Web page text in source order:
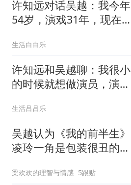
许知远对话吴越：我今年
54岁，演戏31年，现在还
生活白白乐
许知远和吴越聊：我很小
的时候就想做演员，演第
生活吕吕乐
吴越认为《我的前半生》
凌玲一角是包装很丑的礼
梁欢欢的理智与情感 5跟贴